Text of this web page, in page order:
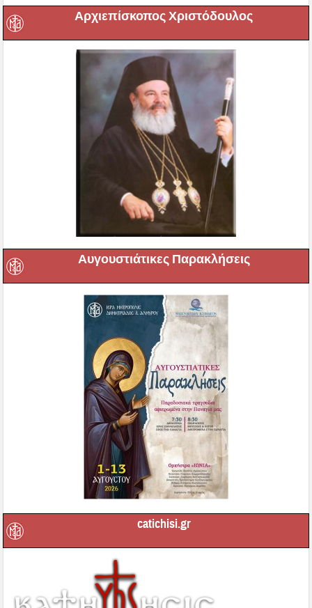
Αρχιεπίσκοπος Χριστόδουλος
Αυγουστιάτικες Παρακλήσεις
catichisi.gr